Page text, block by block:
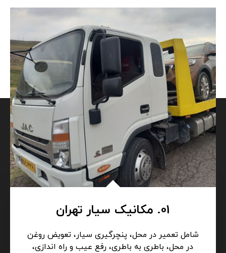
01. مکانیک سیار تهران
شامل تعمیر در محل، پنچرگیری سیار، تعویض روغن
در محل، باطری به باطری، رفع عیب و راه اندازی،